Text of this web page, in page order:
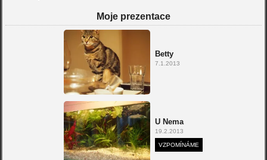
Moje prezentace
Betty
7.1.2013
U Nema
19.2.2013
VZPOMÍNÁME